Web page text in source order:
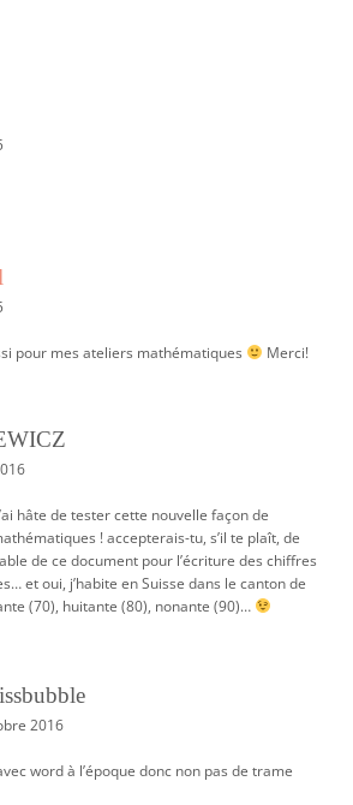
pour mes ateliers mathématiques Merci!
hâte de tester cette nouvelle façon de
! accepterais-tu, s’il te plaît, de
de ce document pour l’écriture des chiffres
et oui, j’habite en Suisse dans le canton de
(70), huitante (80), nonante (90)…
2016
word à l’époque donc non pas de trame